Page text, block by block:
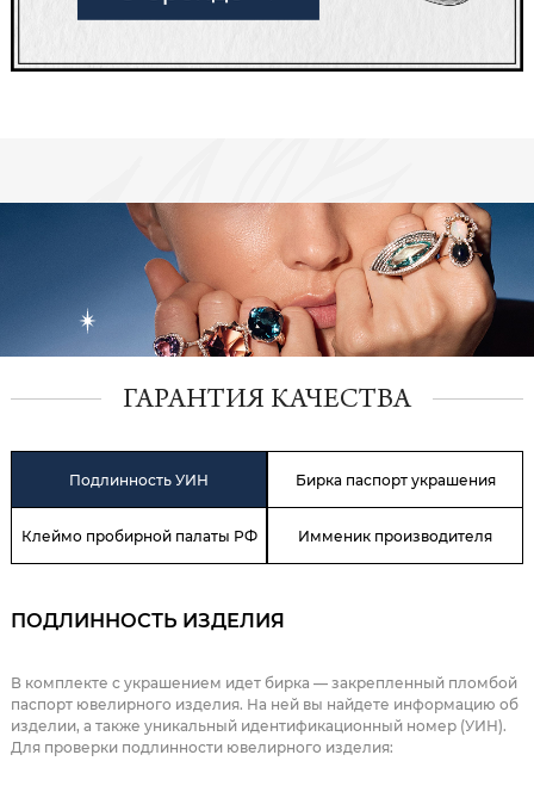
ГАРАНТИЯ КАЧЕСТВА
Подлинность УИН Бирка паспорт украшения
Клеймо пробирной палаты РФ Имменик производителя
ПОДЛИННОСТЬ ИЗДЕЛИЯ
В комплекте с украшением идет бирка — закрепленный пломбой
паспорт ювелирного изделия. На ней вы найдете информацию об
изделии, а также уникальный идентификационный номер (УИН).
Для проверки подлинности ювелирного изделия: